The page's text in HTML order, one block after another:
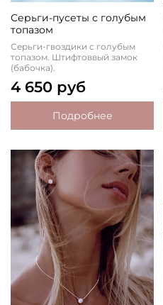
Серьги-пусеты с голубым
топазом
Серьги-гвоздики с голубым
топазом. Штифтоввый замок
(бабочка).
4 650 руб
Подробнее